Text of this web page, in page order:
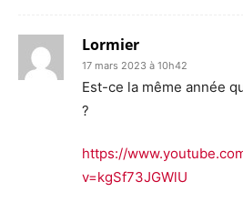
Lormier
17 mars 2023 à 10h42
Est-ce la même année
?
https://
v=kgSf73JGWlU